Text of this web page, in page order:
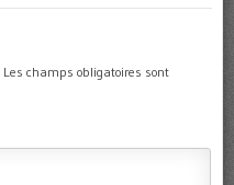
Les champs obligatoires sont